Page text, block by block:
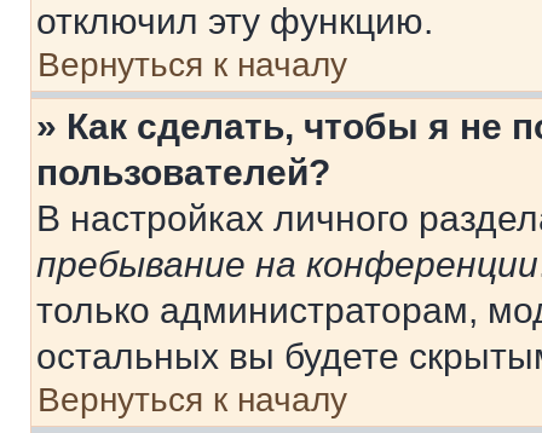
отключил эту функцию.
Вернуться к началу
» Как сделать, чтобы я не
пользователей?
В настройках личного
пребывание на конференции
только администраторам,
остальных вы будете
Вернуться к началу